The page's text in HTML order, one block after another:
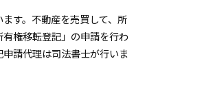
す。不動産を売買して、所
権移転登記」の申請を行わ
請代理は司法書士が行いま